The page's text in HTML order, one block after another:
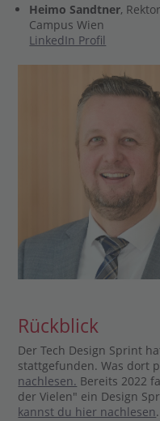
Heimo Sandtner,
Campus Wien
LinkedIn Profil
Rückblick
Der Tech Design Sprint
stattgefunden. Was dort
nachlesen. Bereits 2022
der Vielen" ein Design
kannst du hier nachlesen.